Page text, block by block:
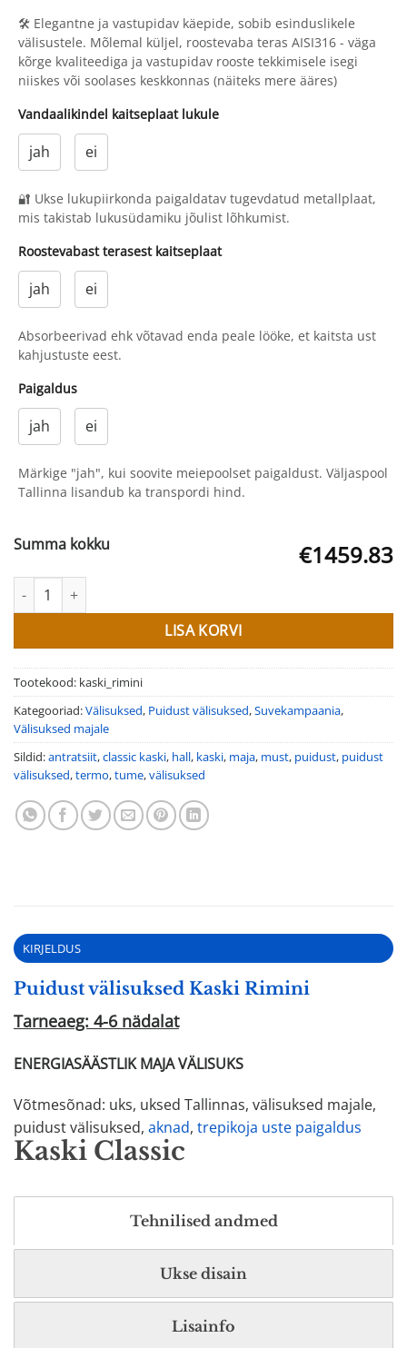
🛠 Elegantne ja vastupidav käepide, sobib esinduslikele
välisustele. Mõlemal küljel, roostevaba teras AISI316 - väga
kõrge kvaliteediga ja vastupidav rooste tekkimisele isegi
niiskes või soolases keskkonnas (näiteks mere ääres)
Vandaalikindel kaitseplaat lukule
jah ei
🔐 Ukse lukupiirkonda paigaldatav tugevdatud metallplaat,
mis takistab lukusüdamiku jõulist lõhkumist.
Roostevabast terasest kaitseplaat
jah ei
Absorbeerivad ehk võtavad enda peale lööke, et kaitsta ust
kahjustuste eest.
Paigaldus
jah ei
Märkige "jah", kui soovite meiepoolset paigaldust. Väljaspool
Tallinna lisandub ka transpordi hind.
Summa kokku €1459.83
Puidust välisuksed Kaski Rimini kogus
LISA KORVI
Tootekood: kaski_rimini
Kategooriad:Välisuksed, Puidust välisuksed,Suvekampaania,
Välisuksed majale
Sildid:antratsiit,classic kaski, hall, kaski, maja, must, puidust, puidust
välisuksed,termo,tume,välisuksed
KIRJELDUS
Puidust välisuksed Kaski Rimini
Tarneaeg: 4-6 nädalat
ENERGIASÄÄSTLIK MAJA VÄLISUKS
Võtmesõnad: uks, uksed Tallinnas, välisuksed majale,
puidust välisuksed, aknad, trepikoja uste paigaldus
Kaski Classic
Tehnilised andmed
Ukse disain
Lisainfo